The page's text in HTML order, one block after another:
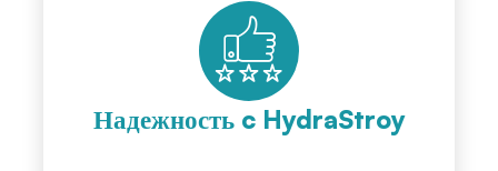
Надежность c HydraStroy